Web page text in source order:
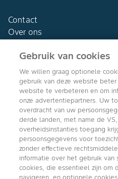
Contact
Over ons
Agro Bayer
Nederland
Volg ons
Gebruik van cookies
We willen graag optionele
gebruik van deze website
website te verbeteren en om
onze advertentiepartners. Uw
overdracht van uw
derde landen, met name de
overheidsinstanties toegang
persoonsgegevens voor
zonder effectieve
informatie over het gebruik van
cookies, die essentieel zijn om
navigeren, en optionele